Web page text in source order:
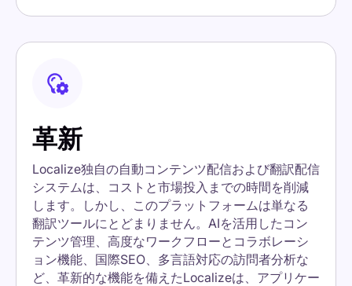
革新
Localize独自の自動コンテンツ配信および翻訳配信
システムは、コストと市場投入までの時間を削減
します。しかし、このプラットフォームは単なる
翻訳ツールにとどまりません。AIを活用したコン
テンツ管理、高度なワークフローとコラボレーシ
ョン機能、国際SEO、多言語対応の訪問者分析な
ど、革新的な機能を備えたLocalizeは、アプリケー